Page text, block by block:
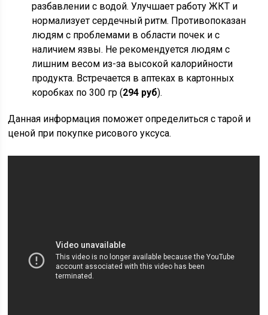
разбавлении с водой. Улучшает работу ЖКТ и
нормализует сердечный ритм. Противопоказан
людям с проблемами в области почек и с
наличием язвы. Не рекомендуется людям с
лишним весом из-за высокой калорийности
продукта. Встречается в аптеках в картонных
коробках по 300 гр (294 руб).
Данная информация поможет определиться с тарой и
ценой при покупке рисового уксуса.